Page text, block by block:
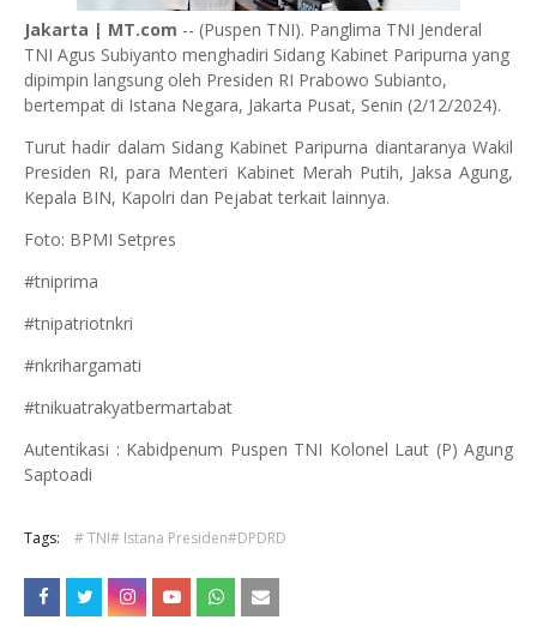
Jakarta | MT.com -- (Puspen TNI). Panglima TNI Jenderal
TNI Agus Subiyanto menghadiri Sidang Kabinet Paripurna yang
dipimpin langsung oleh Presiden RI Prabowo Subianto,
bertempat di Istana Negara, Jakarta Pusat, Senin (2/12/2024).
Turut hadir dalam Sidang Kabinet Paripurna diantaranya Wakil
Presiden RI, para Menteri Kabinet Merah Putih, Jaksa Agung,
Kepala BIN, Kapolri dan Pejabat terkait lainnya.
Foto: BPMI Setpres
#tniprima
#tnipatriotnkri
#nkrihargamati
#tnikuatrakyatbermartabat
Autentikasi : Kabidpenum Puspen TNI Kolonel Laut (P) Agung
Saptoadi
Tags: # TNI# Istana Presiden#DPDRD